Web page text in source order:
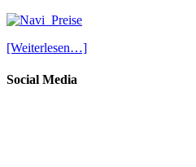
[Weiterlesen…]
Social Media